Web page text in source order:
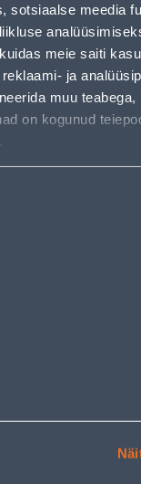
sotsiaalse meedia
meie saiti
ja
muu teabega,
on kogunud
tõrjumiseks
ning
доставка 4,19 € от 2-5